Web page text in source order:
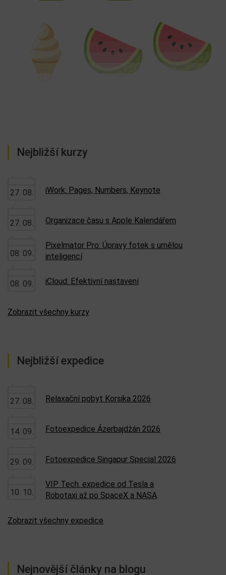
Nejbližší kurzy
27. 08. iWork: Pages, Numbers, Keynote
27. 08. Organizace času s Apple Kalendářem
08. 09.
Pixelmator Pro: Úpravy fotek s umělou
inteligencí
08. 09. iCloud: Efektivní nastavení
Zobrazit všechny kurzy
Nejbližší expedice
27. 08. Relaxační pobyt Korsika 2026
14. 09. Fotoexpedice Ázerbajdžán 2026
29. 09. Fotoexpedice Singapur Special 2026
10. 10.
VIP Tech. expedice od Tesla a
Robotaxi až po SpaceX a NASA
Zobrazit všechny expedice
Nejnovější články na blogu